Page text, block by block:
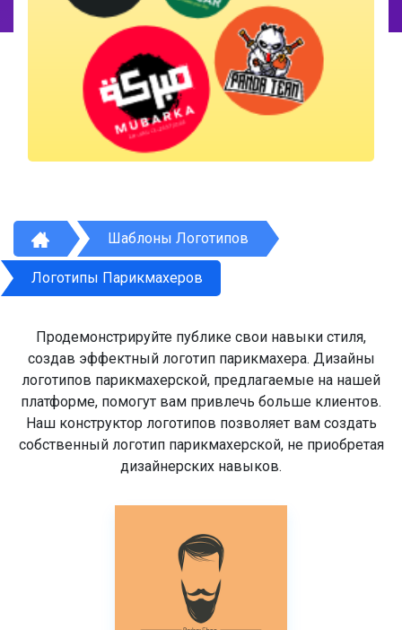
Шаблоны Логотипов
Логотипы Парикмахеров
Продемонстрируйте публике свои навыки стиля,
создав эффектный логотип парикмахера. Дизайны
логотипов парикмахерской, предлагаемые на нашей
платформе, помогут вам привлечь больше клиентов.
Наш конструктор логотипов позволяет вам создать
собственный логотип парикмахерской, не приобретая
дизайнерских навыков.